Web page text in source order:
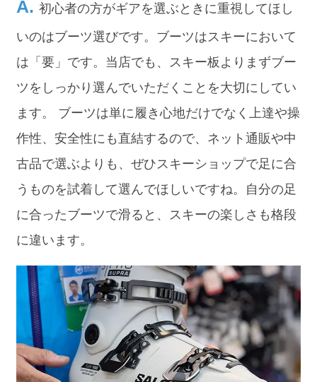
初心者の方がギアを選ぶときに重視してほし
いのはブーツ選びです。ブーツはスキーにおいて
は「要」です。当店でも、スキー板よりまずブー
ツをしっかり選んでいただくことを大切にしてい
ます。 ブーツは単に履き心地だけでなく上達や操
作性、安全性にも直結するので、ネット通販や中
古品で選ぶよりも、ぜひスキーショップで足に合
うものを試着して選んでほしいですね。自分の足
に合ったブーツで滑ると、スキーの楽しさも格段
に違います。